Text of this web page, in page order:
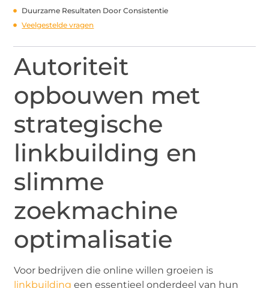
Duurzame Resultaten Door Consistentie
Veelgestelde vragen
Autoriteit
opbouwen met
strategische
linkbuilding en
slimme
zoekmachine
optimalisatie
Voor bedrijven die online willen groeien is
linkbuilding een essentieel onderdeel van hun